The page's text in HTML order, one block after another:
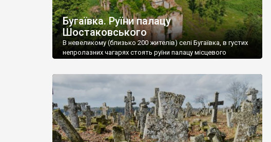
Бугаївка. Руїни палацу
Шостаковського
В невеликому (близько 200 жителів) селі Бугаївка, в густих
непролазних чагарях стоять руїни палацу місцевого
потім клуб, ще пізніше – гуртожиток. У 60-х роках минулого
століття тут розмістили туберкульозну лікарню. Коли із
палацу виїхала лікарня – ми точно не […]